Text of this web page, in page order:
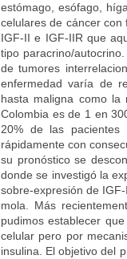
estómago, esófago,
celulares de cáncer
IGF-II e IGF-IIR que
tipo paracrino/
de tumores
enfermedad varía de
hasta maligna como la
Colombia es de 1 en
20% de las pacientes
rápidamente con
su pronóstico se
donde se investigó la
sobre-expresión de
mola. Más
pudimos establecer
celular pero por
insulina. El objetivo del